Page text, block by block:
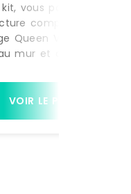
vous pouvez acheter
complète de
Queen Vogue avec
mur et au sol et des
prête à être montée.
de 4 étagères et de 2
cette structure
VOIR LE PRODUIT